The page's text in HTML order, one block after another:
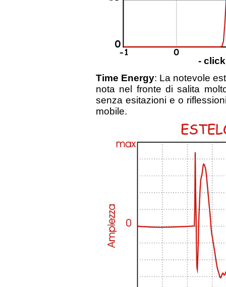
-
Time Energy: La notevole
nota nel fronte di salita
senza esitazioni e o
mobile.